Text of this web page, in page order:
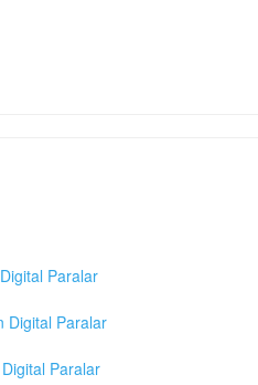
Paralar
Digital Paralar
Paralar